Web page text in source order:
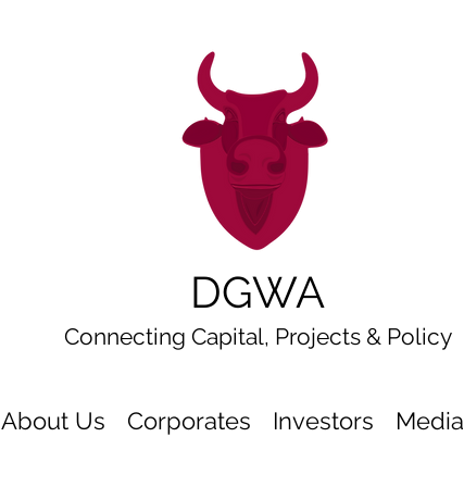
DGWA
Connecting Capital, Projects & Policy
About Us Corporates Investors Media